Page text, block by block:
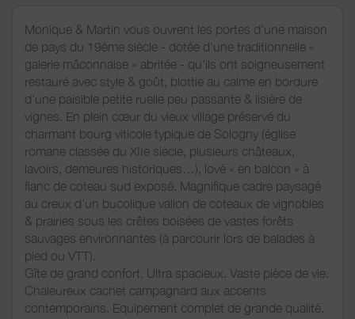
Monique & Martin vous ouvrent les portes d'une maison
de pays du 19ème siècle - dotée d'une traditionnelle «
galerie mâconnaise » abritée - qu'ils ont soigneusement
restauré avec style & goût, blottie au calme en bordure
d'une paisible petite ruelle peu passante & lisière de
vignes. En plein cœur du vieux village préservé du
charmant bourg viticole typique de Sologny (église
romane classée du XIIe siècle, plusieurs châteaux,
lavoirs, demeures historiques…), lové « en balcon » à
flanc de coteau sud exposé. Magnifique cadre paysagé
au creux d'un bucolique vallon de coteaux de vignobles
& prairies sous les crêtes boisées de vastes forêts
sauvages environnantes (à parcourir lors de balades à
pied ou VTT).
Gîte de grand confort. Ultra spacieux. Vaste pièce de vie.
Chaleureux cachet campagnard aux accents
contemporains. Equipement complet de grande qualité.